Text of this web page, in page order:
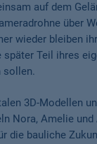
auf dem
über
wieder bleiben
später Teil ihres
sollen.
3D-Modellen
Nora, Amelie und
die bauliche